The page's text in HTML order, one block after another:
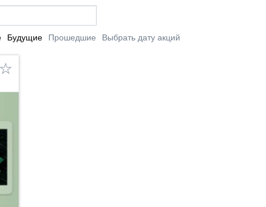
Будущие Прошедшие Выбрать дату акций